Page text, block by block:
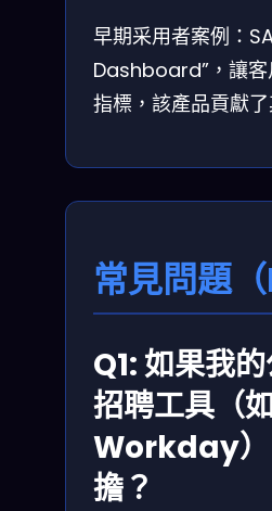
早期采用者案例：
Dashboard”，讓客
指標，該產品貢獻
常見問題（
Q1: 如果我
招聘工具（
Workday）
擔？